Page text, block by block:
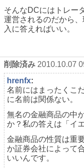
そんなDCにはトレー
運営されるのだから
入に答えればいい。
削除済み 2010.10.07
hrenfx:
名前にはまったくこ
に名前は関係ない。
無名の金融商品の中
か？私の答えは「イ
金融商品の性質は重
か証券会社によって
いいんです。